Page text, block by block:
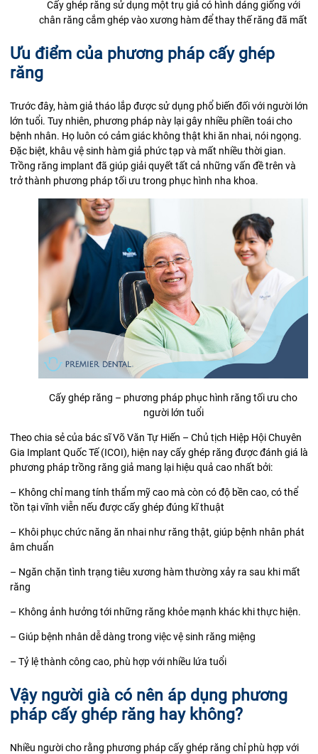
Cấy ghép răng sử dụng một trụ giả có hình dáng giống với
chân răng cắm ghép vào xương hàm để thay thế răng đã mất
Ưu điểm của phương pháp cấy ghép
răng
Trước đây, hàm giả tháo lắp được sử dụng phổ biến đối với người lớn
lớn tuổi. Tuy nhiên, phương pháp này lại gây nhiều phiền toái cho
bệnh nhân. Họ luôn có cảm giác không thật khi ăn nhai, nói ngọng.
Đặc biệt, khâu vệ sinh hàm giả phức tạp và mất nhiều thời gian.
Trồng răng implant đã giúp giải quyết tất cả những vấn đề trên và
trở thành phương pháp tối ưu trong phục hình nha khoa.
Cấy ghép răng – phương pháp phục hình răng tối ưu cho
người lớn tuổi
Theo chia sẻ của bác sĩ Võ Văn Tự Hiến – Chủ tịch Hiệp Hội Chuyên
Gia Implant Quốc Tế (ICOI), hiện nay cấy ghép răng được đánh giá là
phương pháp trồng răng giả mang lại hiệu quả cao nhất bởi:
– Không chỉ mang tính thẩm mỹ cao mà còn có độ bền cao, có thể
tồn tại vĩnh viễn nếu được cấy ghép đúng kĩ thuật
– Khôi phục chức năng ăn nhai như răng thật, giúp bệnh nhân phát
âm chuẩn
– Ngăn chặn tình trạng tiêu xương hàm thường xảy ra sau khi mất
răng
– Không ảnh hưởng tới những răng khỏe mạnh khác khi thực hiện.
– Giúp bệnh nhân dễ dàng trong việc vệ sinh răng miệng
– Tỷ lệ thành công cao, phù hợp với nhiều lứa tuổi
Vậy người già có nên áp dụng phương
pháp cấy ghép răng hay không?
Nhiều người cho rằng phương pháp cấy ghép răng chỉ phù hợp với